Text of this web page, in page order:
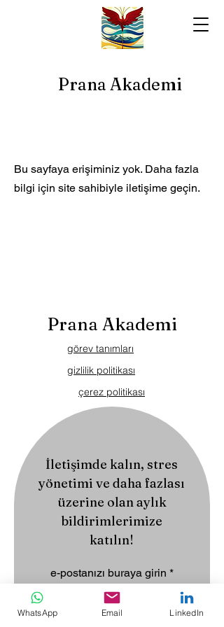
Prana Akademi
Bu sayfaya erişiminiz yok. Daha fazla
bilgi için site sahibiyle iletişime geçin.
Prana Akademi
görev tanımları
gizlilik politikası
çerez politikası
İletişimde kalın, stres
yönetimi ve daha fazlası
üzerine olan aylık
bildirimlerimize
katılın!
e-postanızı buraya girin
WhatsApp Email LinkedIn